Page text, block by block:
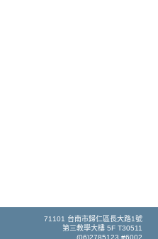
71101 台南市歸仁區長大路1號
第三教學大樓 5F T30511